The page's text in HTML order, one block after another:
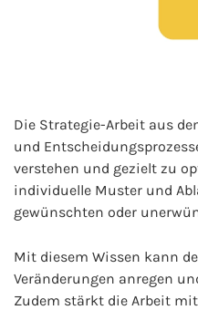
Die Strategie-Arbeit aus
und
verstehen und gezielt zu
individuelle Muster und
gewünschten oder
Mit diesem Wissen kann
Veränderungen anregen
Zudem stärkt die Arbeit